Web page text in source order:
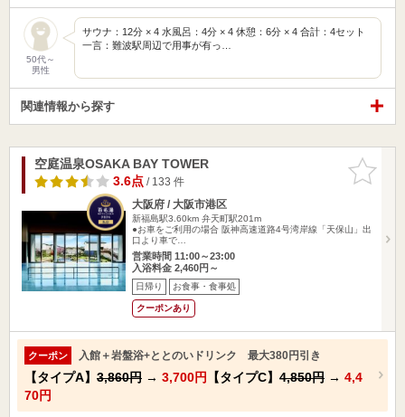
50代～
男性
サウナ：12分 × 4 水風呂：4分 × 4 休憩：6分 × 4 合計：4セット
一言：難波駅周辺で用事が有っ…
関連情報から探す
お気に入
りに追加
空庭温泉OSAKA BAY TOWER
3.6点/ 133 件
大阪府 / 大阪市港区
新福島駅3.60km 弁天町駅201m
●お車をご利用の場合 阪神高速道路4号湾岸線「天保山」出
口より車で…
営業時間 11:00～23:00
入浴料金 2,460円～
日帰り お食事・食事処
クーポンあり
クーポン 入館＋岩盤浴+ととのいドリンク 最大380円引き
【タイプA】 3,860円 → 3,700円 【タイプC】 4,850円 → 4,4
70円